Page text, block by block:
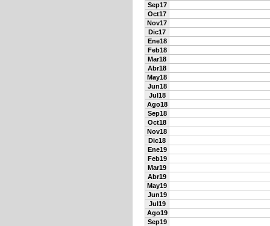
Sep17
Oct17
Nov17
Dic17
Ene18
Feb18
Mar18
Abr18
May18
Jun18
Jul18
Ago18
Sep18
Oct18
Nov18
Dic18
Ene19
Feb19
Mar19
Abr19
May19
Jun19
Jul19
Ago19
Sep19